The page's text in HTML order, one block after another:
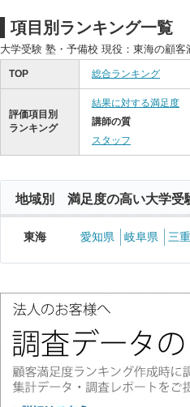
項目別ランキング一覧
大学受験 塾・予備校 現役：東海の顧客
TOP 総合ランキング
評価項目別
ランキング
結果に対する満足度
講師の質
スタッフ
地域別 満足度の高い大学受
東海 愛知県 岐阜県 三